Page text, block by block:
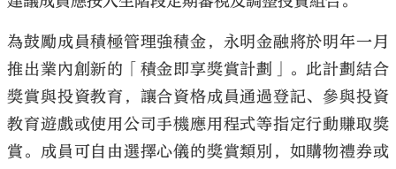
為鼓勵成員積極管理強積金，永明金融將於明年一月
推出業內創新的「積金即享獎賞計劃」。此計劃結合
獎賞與投資教育，讓合資格成員通過登記、參與投資
教育遊戲或使用公司手機應用程式等指定行動賺取獎
賞。成員可自由選擇心儀的獎賞類別，如購物禮券或